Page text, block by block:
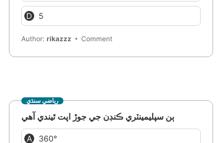
5
Author:rikazzz Comment
رياضي سنڌي
ٻن سپليمينٽري ڪنڊن جي جوڙ اپت ٿيندي آهي
360°